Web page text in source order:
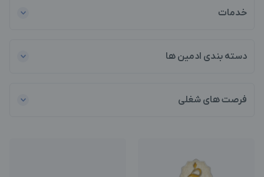
خدمات
دسته بندی ادمین ها
فرصت های شغلی